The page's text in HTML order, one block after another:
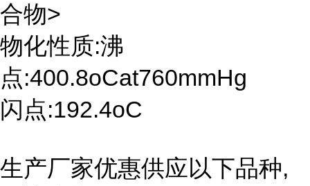
合物>
物化性质:沸
点:400.8oCat760mmHg
闪点:192.4oC
生产厂家优惠供应以下品种,